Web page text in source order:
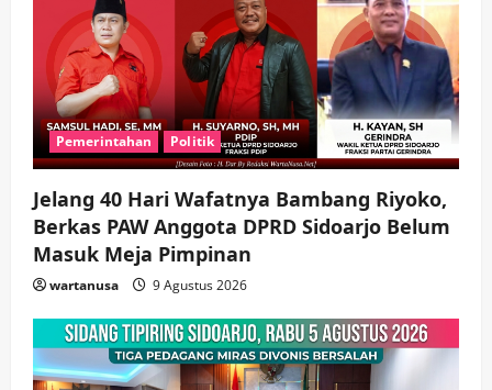
5
hingga Hibah
wartanusa 4 Agustus 2026
Pemerintahan Politik
Jelang 40 Hari Wafatnya Bambang Riyoko,
Berkas PAW Anggota DPRD Sidoarjo Belum
Masuk Meja Pimpinan ​
wartanusa 9 Agustus 2026